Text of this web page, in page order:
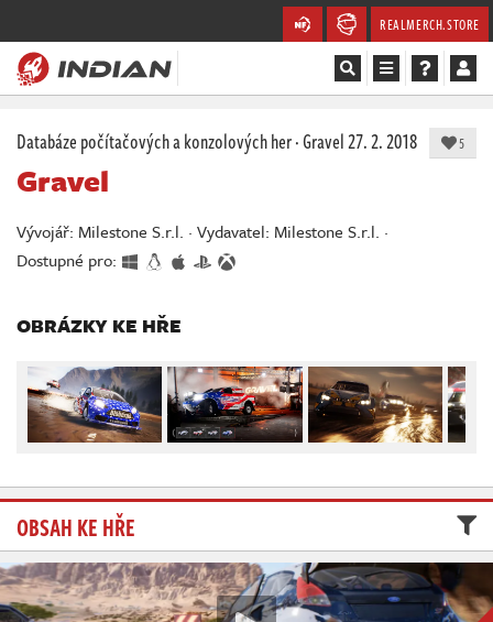
REALMERCH.STORE
Magazín
Recenze
Videa
Databáze
Komunita
Redakce
Živě
Databáze počítačových a konzolových her·Gravel27. 2. 2018 5
Gravel
Vývojář: Milestone S.r.l. · Vydavatel: Milestone S.r.l. ·
Dostupné pro:
OBRÁZKY KE HŘE
OBSAH KE HŘE